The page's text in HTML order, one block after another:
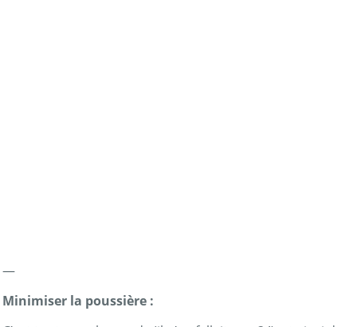
—
Minimiser la poussière :